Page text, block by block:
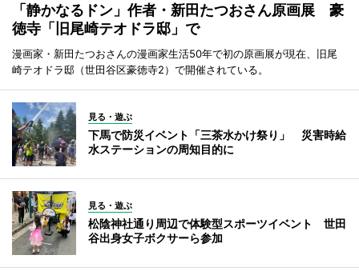
「静かなるドン」作者・新田たつおさん原画展 豪
徳寺「旧尾崎テオドラ邸」で
漫画家・新田たつおさんの漫画家生活50年で初の原画展が現在、旧尾
崎テオドラ邸（世田谷区豪徳寺2）で開催されている。
見る・遊ぶ
下馬で防災イベント「三茶水かけ祭り」 災害時給
水ステーションの周知目的に
見る・遊ぶ
松陰神社通り周辺で体験型スポーツイベント 世田
谷出身女子ボクサーら参加